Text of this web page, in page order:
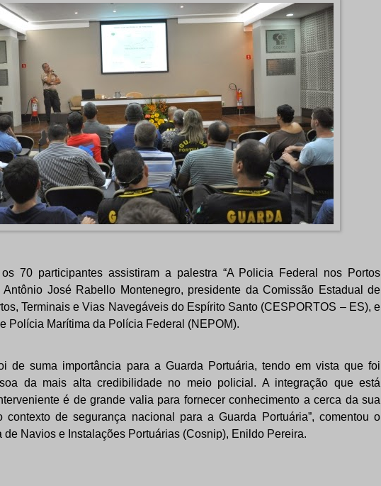
70 participantes assistiram a palestra “A Policia Federal nos Portos
Antônio José Rabello Montenegro, presidente da Comissão Estadual de
Terminais e Vias Navegáveis do Espírito Santo (CESPORTOS – ES), e
Polícia Marítima da Polícia Federal (NEPOM).
de suma importância para a Guarda Portuária, tendo em vista que foi
da mais alta credibilidade no meio policial. A integração que está
é de grande valia para fornecer conhecimento a cerca da sua
contexto de segurança nacional para a Guarda Portuária”, comentou o
Navios e Instalações Portuárias (Cosnip), Enildo Pereira.